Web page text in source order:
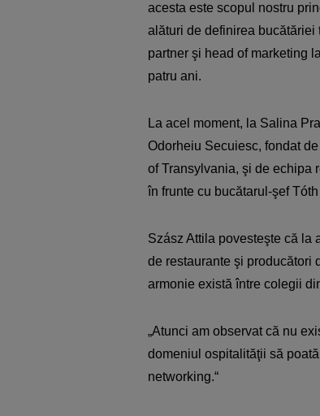
acesta este scopul nostru
alături de definirea bucătăriei
partner şi head of marketing
patru ani.
La acel moment, la Salina
Odorheiu Secuiesc, fondat
of Transylvania, şi de echipa
în frunte cu bucătarul-şef
Szász Attila povesteşte că la
de restaurante şi producători
armonie există între colegii
„Atunci am observat că nu
domeniul ospitalităţii să
networking.“